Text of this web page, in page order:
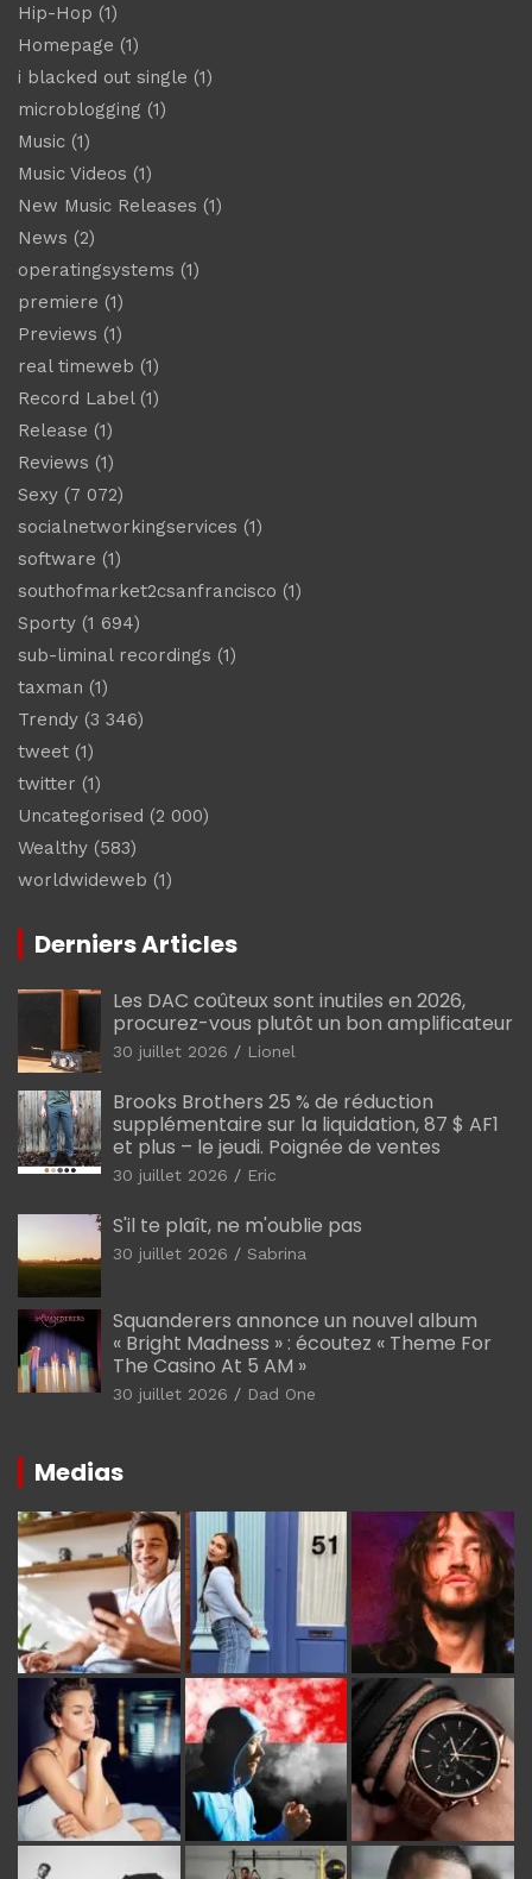
Hip-Hop (1)
Homepage (1)
i blacked out single (1)
microblogging (1)
Music (1)
Music Videos (1)
New Music Releases (1)
News (2)
operatingsystems (1)
premiere (1)
Previews (1)
real timeweb (1)
Record Label(1)
Release (1)
Reviews (1)
Sexy (7 072)
socialnetworkingservices (1)
software (1)
southofmarket2csanfrancisco (1)
Sporty (1 694)
sub-liminal recordings (1)
taxman (1)
Trendy (3 346)
tweet (1)
twitter (1)
Uncategorised (2 000)
Wealthy (583)
worldwideweb (1)
Derniers Articles
Les DAC coûteux sont inutiles en 2026,
procurez-vous plutôt un bon amplificateur
30 juillet 2026 Lionel
Brooks Brothers 25 % de réduction
supplémentaire sur la liquidation, 87 $ AF1
et plus – le jeudi. Poignée de ventes
30 juillet 2026 Eric
S'il te plaît, ne m'oublie pas
30 juillet 2026 Sabrina
Squanderers annonce un nouvel album
« Bright Madness » : écoutez « Theme For
The Casino At 5 AM »
30 juillet 2026 Dad One
Medias